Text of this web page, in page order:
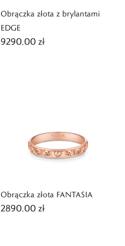
Obrączka złota z brylantami
EDGE
9290,00 zł
Obrączka złota FANTASIA
2890,00 zł